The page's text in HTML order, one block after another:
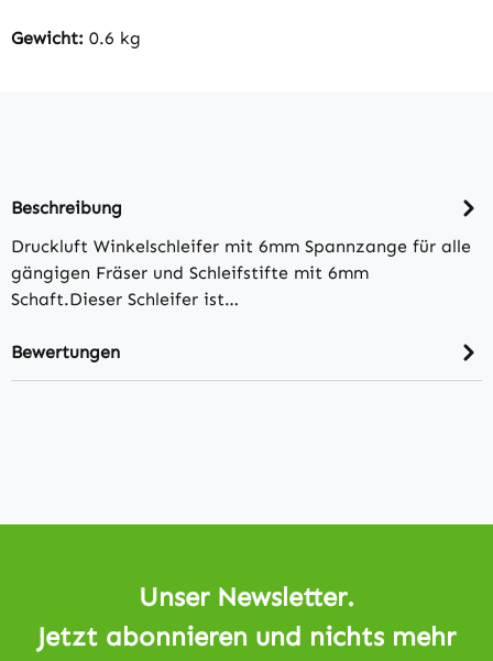
Gewicht: 0.6 kg
Beschreibung
Druckluft Winkelschleifer mit 6mm Spannzange für alle
gängigen Fräser und Schleifstifte mit 6mm
Schaft.Dieser Schleifer ist…
Bewertungen
Unser Newsletter.
Jetzt abonnieren und nichts mehr